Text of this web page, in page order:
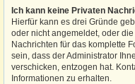
Ich kann keine Privaten
Hierfür kann es drei Gründe
oder nicht angemeldet, oder
Nachrichten für das komplette
sein, dass der Administrator
verschicken, entzogen hat.
Informationen zu erhalten.